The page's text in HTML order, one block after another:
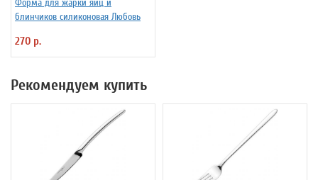
Форма для жарки яиц и
блинчиков силиконовая Любовь
270 р.
Рекомендуем купить